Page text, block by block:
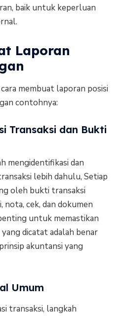
baik untuk keperluan
Laporan
membuat laporan posisi
contohnya:
Transaksi dan Bukti
mengidentifikasi dan
lebih dahulu, Setiap
oleh bukti transaksi
cek, dan dokumen
untuk memastikan
dicatat adalah benar
akuntansi yang
Umum
transaksi, langkah